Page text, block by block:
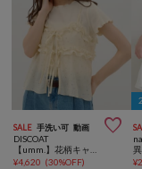
SALE 手洗い可 動画 
DISCOAT
【umm.】花柄キャミ×Tシャツセット
¥4,620 (30%OFF)
¥